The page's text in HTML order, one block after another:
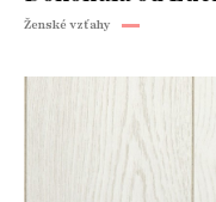
Ženské vzťahy